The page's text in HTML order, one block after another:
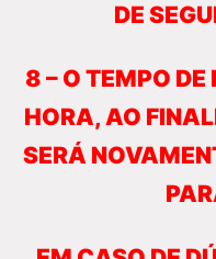
DE
8 – O TEMPO
HORA, AO
SERÁ